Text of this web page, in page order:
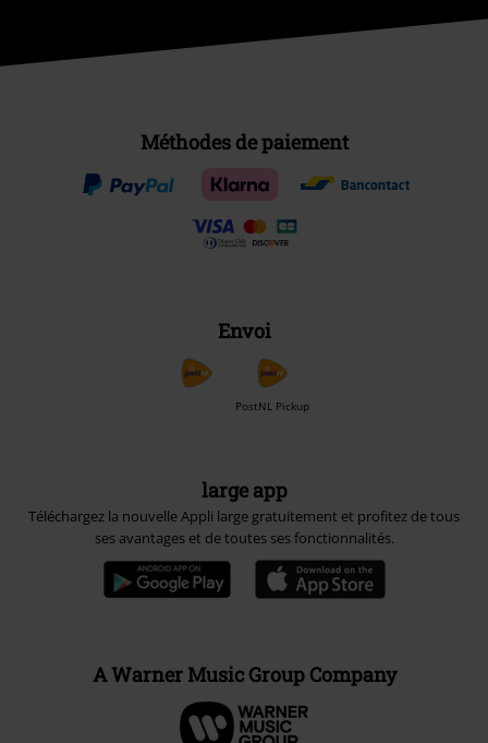
Méthodes de paiement
Envoi
PostNL Pickup
large app
Téléchargez la nouvelle Appli large gratuitement et profitez de tous
ses avantages et de toutes ses fonctionnalités.
A Warner Music Group Company